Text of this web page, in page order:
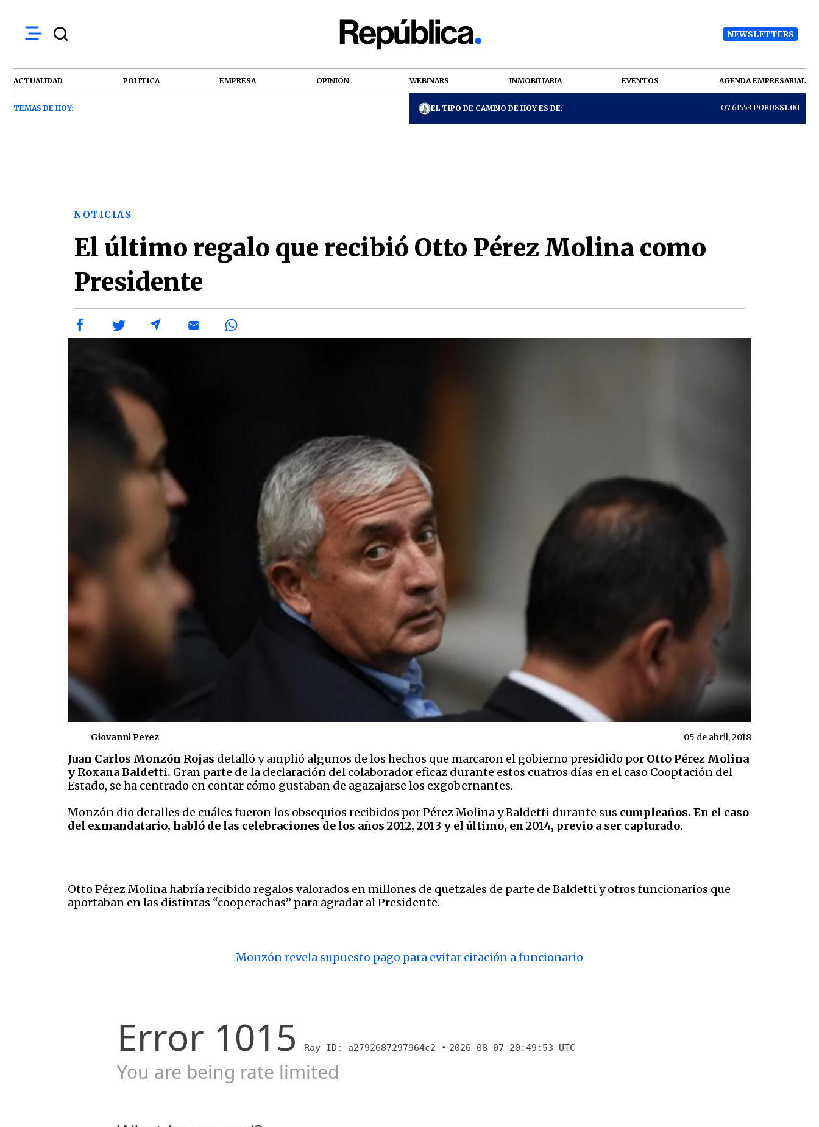
NEWSLETTERS
ACTUALIDAD POLÍTICA EMPRESA OPINIÓN WEBINARS INMOBILIARIA EVENTOS AGENDA EMPRESARIAL
TEMAS DE HOY: EL TIPO DE CAMBIO DE HOY ES DE: Q7.61553 PORUS$1.00
NOTICIAS
El último regalo que recibió Otto Pérez Molina como
Presidente
Giovanni Perez 05 de abril, 2018
Juan Carlos Monzón Rojas detalló y amplió algunos de los hechos que marcaron el gobierno presidido por Otto Pérez Molina
y Roxana Baldetti. Gran parte de la declaración del colaborador eficaz durante estos cuatros días en el caso Cooptación del
Estado, se ha centrado en contar cómo gustaban de agazajarse los exgobernantes.
Monzón dio detalles de cuáles fueron los obsequios recibidos por Pérez Molina y Baldetti durante sus cumpleaños. En el caso
del exmandatario, habló de las celebraciones de los años 2012, 2013 y el último, en 2014, previo a ser capturado.
Otto Pérez Molina habría recibido regalos valorados en millones de quetzales de parte de Baldetti y otros funcionarios que
aportaban en las distintas “cooperachas” para agradar al Presidente.
Monzón revela supuesto pago para evitar citación a funcionario